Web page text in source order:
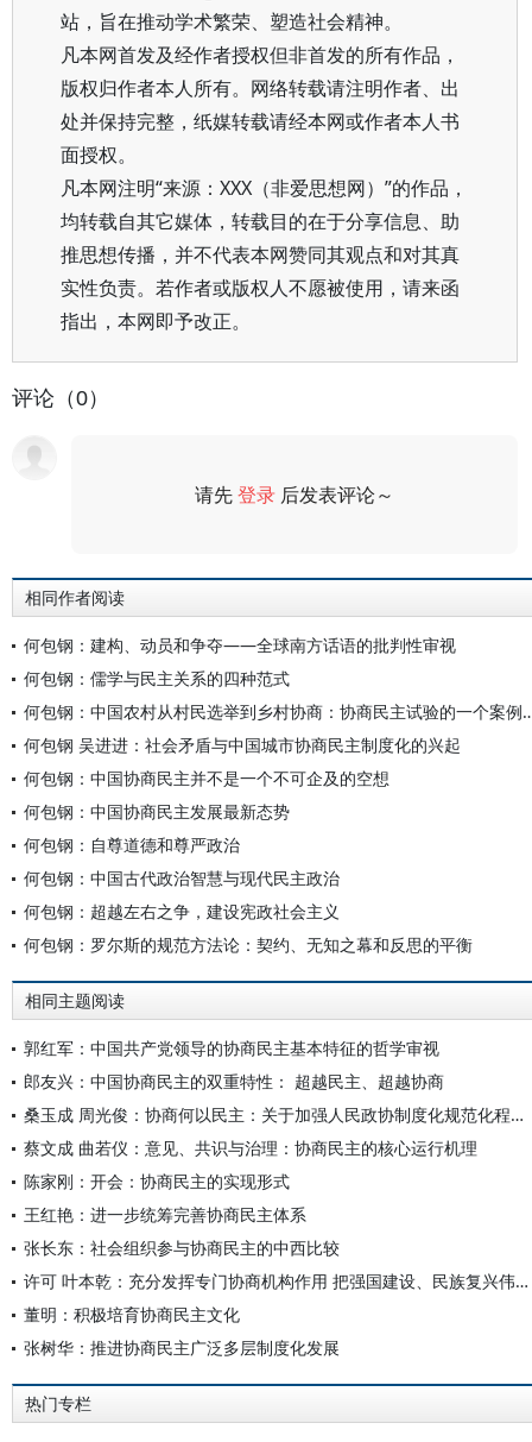
站，旨在推动学术繁荣、塑造社会精神。
凡本网首发及经作者授权但非首发的所有作品，
版权归作者本人所有。网络转载请注明作者、出
处并保持完整，纸媒转载请经本网或作者本人书
面授权。
凡本网注明“来源：XXX（非爱思想网）”的作品，
均转载自其它媒体，转载目的在于分享信息、助
推思想传播，并不代表本网赞同其观点和对其真
实性负责。若作者或版权人不愿被使用，请来函
指出，本网即予改正。
评论（0）
请先登录 后发表评论～
相同作者阅读
何包钢：建构、动员和争夺——全球南方话语的批判性审视
何包钢：儒学与民主关系的四种范式
何包钢：中国农村从村民选举
何包钢 吴进进：社会矛盾与中国城市协商民主制度化的兴起
何包钢：中国协商民主并不是一个不可企及的空想
何包钢：中国协商民主发展最新态势
何包钢：自尊道德和尊严政治
何包钢：中国古代政治智慧与现代民主政治
何包钢：超越左右之争，建设宪政社会主义
何包钢：罗尔斯的规范方法论：契约、无知之幕和反思的平衡
相同主题阅读
郭红军：中国共产党领导的协商民主基本特征的哲学审视
郎友兴：中国协商民主的双重特性： 超越民主、超越协商
桑玉成 周光俊：协商何以民主：关于加强人民政协制度化规范化程序化功能建设的思考
蔡文成 曲若仪：意见、共识与治理：协商民主的核心运行机理
陈家刚：开会：协商民主的实现形式
王红艳：进一步统筹完善协商民主体系
张长东：社会组织参与协商民主的中西比较
许可 叶本乾：充分发挥专门协商机构作用 把强国建设、民族复兴伟业不断推向前进
董明：积极培育协商民主文化
张树华：推进协商民主广泛多层制度化发展
热门专栏